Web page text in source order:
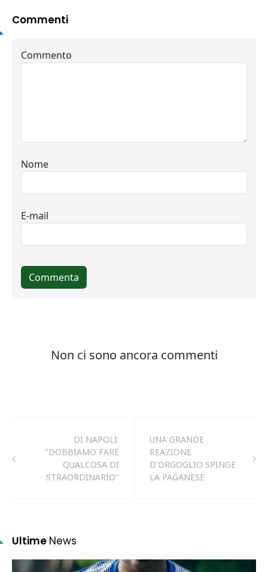
Commenti
DI NAPOLI:
"DOBBIAMO FARE
QUALCOSA DI
STRAORDINARIO"
UNA GRANDE
REAZIONE
D'ORGOGLIO SPINGE
LA PAGANESE
Ultime News